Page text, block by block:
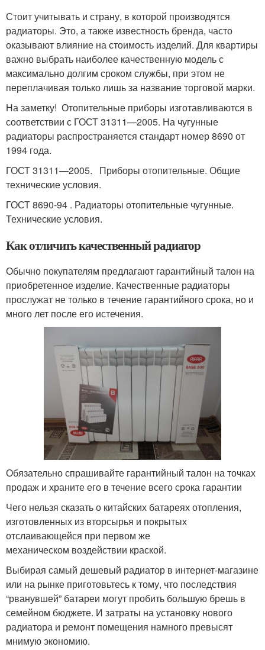
Стоит учитывать и страну, в которой производятся
радиаторы. Это, а также известность бренда, часто
оказывают влияние на стоимость изделий. Для квартиры
важно выбрать наиболее качественную модель с
максимально долгим сроком службы, при этом не
переплачивая только лишь за название торговой марки.
На заметку! Отопительные приборы изготавливаются в
соответствии с ГОСТ 31311—2005. На чугунные
радиаторы распространяется стандарт номер 8690 от
1994 года.
ГОСТ 31311—2005. Приборы отопительные. Общие
технические условия.
ГОСТ 8690-94 . Радиаторы отопительные чугунные.
Технические условия.
Как отличить качественный радиатор
Обычно покупателям предлагают гарантийный талон на
приобретенное изделие. Качественные радиаторы
прослужат не только в течение гарантийного срока, но и
много лет после его истечения.
Обязательно спрашивайте гарантийный талон на точках
продаж и храните его в течение всего срока гарантии
Чего нельзя сказать о китайских батареях отопления,
изготовленных из вторсырья и покрытых
отслаивающейся при первом же
механическом воздействии краской.
Выбирая самый дешевый радиатор в интернет-магазине
или на рынке приготовьтесь к тому, что последствия
“рванувшей” батареи могут пробить большую брешь в
семейном бюджете. И затраты на установку нового
радиатора и ремонт помещения намного превысят
мнимую экономию.